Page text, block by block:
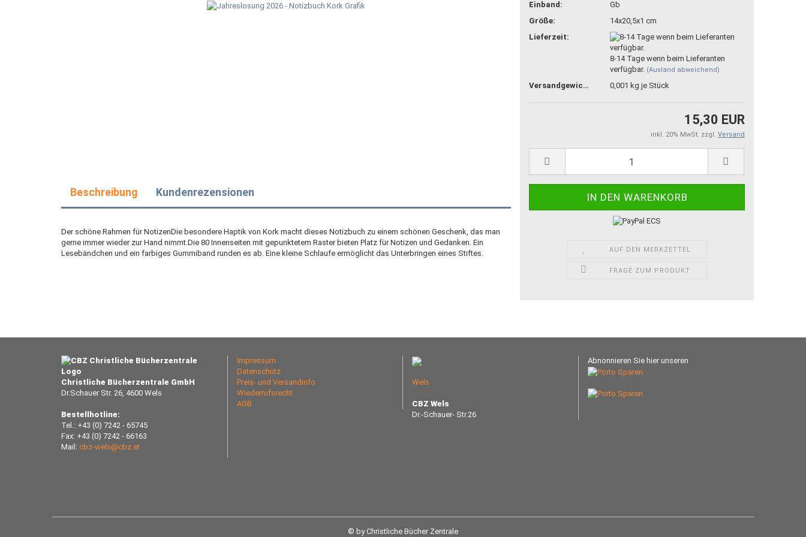
Einband:
Gb
Größe:
14x20,5x1 cm
Lieferzeit:
8-14 Tage wenn beim Lieferanten
verfügbar. (Ausland abweichend)
Versandgewicht: 0,001 kg je Stück
15,30 EUR
inkl. 20% MwSt. zzgl. Versand
AUF DEN MERKZETTEL
FRAGE ZUM PRODUKT
Beschreibung Kundenrezensionen
Der schöne Rahmen für NotizenDie besondere Haptik von Kork macht dieses Notizbuch zu einem schönen Geschenk, das man
gerne immer wieder zur Hand nimmt.Die 80 Innenseiten mit gepunktetem Raster bieten Platz für Notizen und Gedanken. Ein
Lesebändchen und ein farbiges Gummiband runden es ab. Eine kleine Schlaufe ermöglicht das Unterbringen eines Stiftes.
Christliche Bücherzentrale GmbH
Dr.Schauer Str. 26, 4600 Wels
Bestellhotline:
Tel.: +43 (0) 7242 - 65745
Fax: +43 (0) 7242 - 66163
Mail: cbz-wels@cbz.at
Impressum
Datenschutz
Preis- und Versandinfo
Wiederrufsrecht
AGB
Wels
CBZ Wels
Dr.-Schauer- Str.26
Abnonnieren Sie hier unseren
© by Christliche Bücher Zentrale